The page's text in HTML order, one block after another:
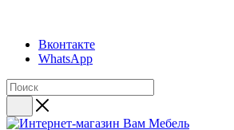
Вконтакте
WhatsApp